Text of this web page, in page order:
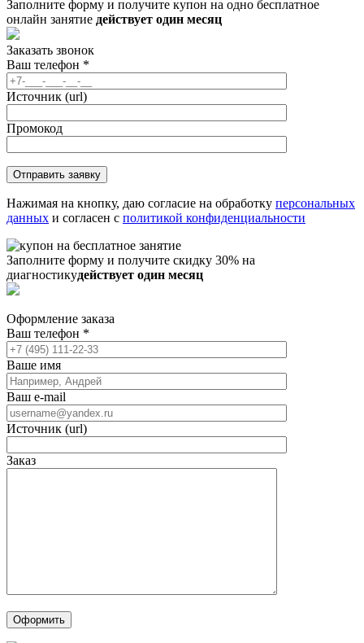
Заполните форму и получите купон на одно бесплатное
онлайн занятие действует один месяц
Заказать звонок
Ваш телефон *
Источник (url)
Промокод
Нажимая на кнопку, даю согласие на обработку персональных
данных и согласен с политикой конфиденциальности
Заполните форму и получите скидку 30% на
диагностикудействует один месяц
Оформление заказа
Ваш телефон *
Ваше имя
Ваш e-mail
Источник (url)
Заказ